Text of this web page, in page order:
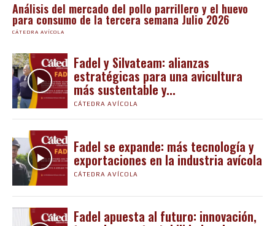
Análisis del mercado del pollo parrillero y el huevo
para consumo de la tercera semana Julio 2026
CÁTEDRA AVÍCOLA
Fadel y Silvateam: alianzas
estratégicas para una avicultura
más sustentable y...
CÁTEDRA AVÍCOLA
Fadel se expande: más tecnología y
exportaciones en la industria avícola
CÁTEDRA AVÍCOLA
Fadel apuesta al futuro: innovación,